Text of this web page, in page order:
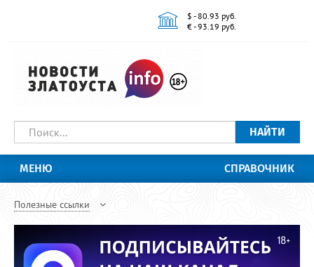
$ - 80.93 руб.
€ - 93.19 руб.
НАЙТИ
МЕНЮ СПРАВОЧНИК
Полезные ссылки